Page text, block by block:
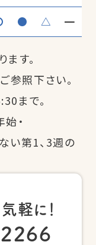
● △ ━
す。
参照下さい。
まで。
・
い第1、3週の
軽に！